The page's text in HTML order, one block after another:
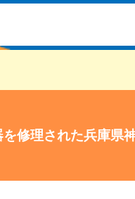
修理された兵庫県